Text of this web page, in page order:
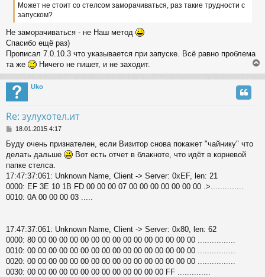
Может не стоит со стелсом заморачиваться, раз такие трудности с
запуском?
Не заморачиваться - не Наш метод
Спасибо ещё раз)
Прописал 7.0.10.3 что указывается при запуске. Всё равно проблема
та же
Ничего не пишет, и не заходит.
o
p
Uko
Re: зулухотел.ит
P
s
t
18.01.2015 4:17
Буду очень признателен, если Визитор снова покажет "чайнику" что
делать дальше
Вот есть отчет в блакноте, что идёт в корневой
папке стелса.
17:47:37:061: Unknown Name, Client -> Server: 0xEF, len: 21
0000: EF 3E 10 1B FD 00 00 00 07 00 00 00 00 00 00 00 .>..............
0010: 0A 00 00 00 03 .....
17:47:37:061: Unknown Name, Client -> Server: 0x80, len: 62
0000: 80 00 00 00 00 00 00 00 00 00 00 00 00 00 00 00 ................
0010: 00 00 00 00 00 00 00 00 00 00 00 00 00 00 00 00 ................
0020: 00 00 00 00 00 00 00 00 00 00 00 00 00 00 00 00 ................
0030: 00 00 00 00 00 00 00 00 00 00 00 00 00 FF ..............